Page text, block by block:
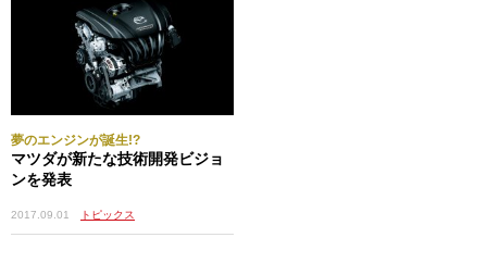
夢のエンジンが誕生!?
マツダが新たな技術開発ビジョ
ンを発表
2017.09.01 トピックス